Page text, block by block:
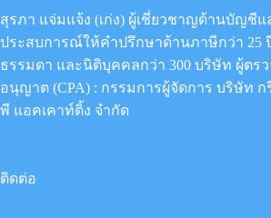
สุรภา แจ่มแจ้ง (เก่ง) ผู้เชี่ยวชาญด้านบัญชีแ
ประสบการณ์ให้คำปรึกษาด้านภาษีกว่า 25
ธรรมดา และนิติบุคคลกว่า 300 บริษัท ผู้ตร
อนุญาต (CPA) : กรรมการผู้จัดการ บริษัท ก
พี แอคเคาท์ติ้ง จำกัด
ติดต่อ